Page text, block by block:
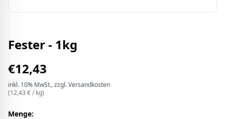
Fester - 1kg
€12,43
inkl. 10% MwSt., zzgl. Versandkosten
(12,43 € /kg)
Menge: